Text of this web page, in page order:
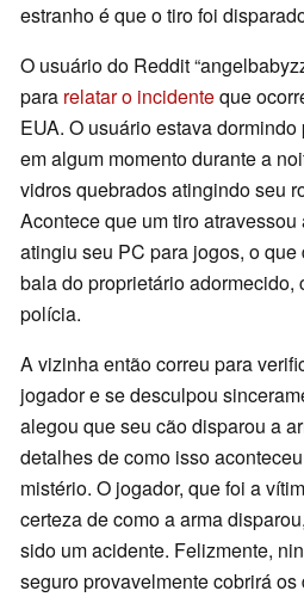
estranho é que o tiro foi
O usuário do Reddit
para relatar o incidenteque
EUA. O usuário estava
em algum momento durante a
vidros quebrados atingindo seu
Acontece que um tiro
atingiu seu PC para jogos, o
bala do proprietário adormecido,
polícia.
A vizinha então correu para
jogador e se desculpou
alegou que seu cão disparou a
detalhes de como isso
mistério. O jogador, que foi a
certeza de como a arma
sido um acidente. Felizmente,
seguro provavelmente cobrirá